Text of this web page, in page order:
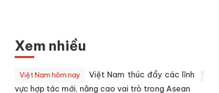
Xem nhiều
Việt Nam hôm nay
Việt Nam thúc đẩy các lĩnh
vực hợp tác mới, nâng cao vai trò trong Asean